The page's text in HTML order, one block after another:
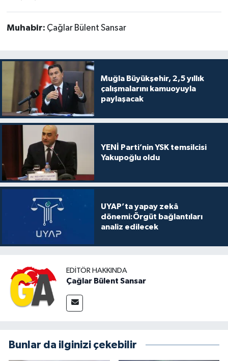
Muhabir: Çağlar Bülent Sansar
Muğla Büyükşehir, 2,5 yıllık
çalışmalarını kamuoyuyla
paylaşacak
YENİ Parti’nin YSK temsilcisi
Yakupoğlu oldu
UYAP’ta yapay zekâ
dönemi:Örgüt bağlantıları
analiz edilecek
EDITÖR HAKKINDA
Çağlar Bülent Sansar
Bunlar da ilginizi çekebilir